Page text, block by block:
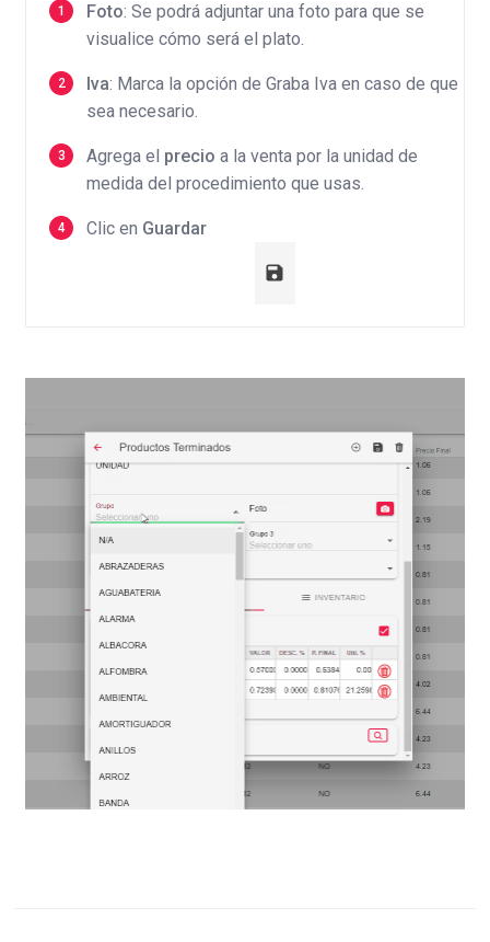
Foto: Se podrá adjuntar una foto para que se
visualice cómo será el plato.
Iva: Marca la opción de Graba Iva en caso de que
sea necesario.
Agrega el precio a la venta por la unidad de
medida del procedimiento que usas.
Clic en Guardar